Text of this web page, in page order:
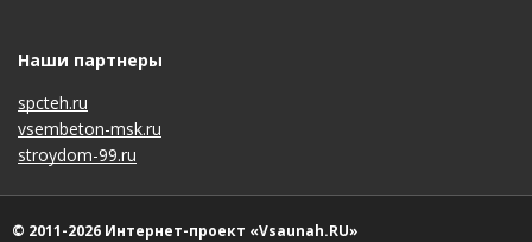
Наши партнеры
spcteh.ru
vsembeton-msk.ru
stroydom-99.ru
© 2011-2026 Интернет-проект «Vsaunah.RU»